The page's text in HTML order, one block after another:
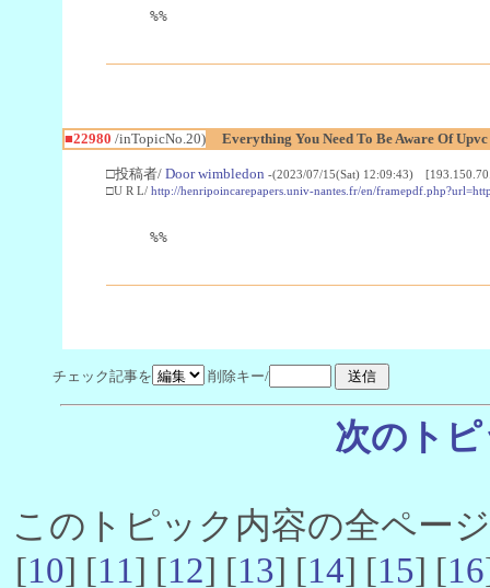
%%
■22980 /inTopicNo.20) Everything You Need To Be Aware Of
□投稿者/ Door wimbledon -(2023/07/15(Sat) 12:09:43)
□U R L/ http://henripoincarepapers.univ-nantes.fr/en/
%%
チェック記事を 削除キー/
次のト
このトピック内容の全ペー
[10] [11] [12] [13] [14] [15] [16